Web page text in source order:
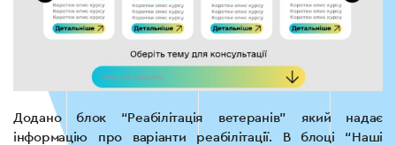
Додано блок “Реабілітація ветеранів” який надає
інформацію про варіанти реабілітації. В блоці “Наші